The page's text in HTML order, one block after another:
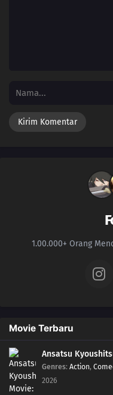
1.00.000+ Orang
Movie Terbaru
Ansatsu
Genres: Action,
2026